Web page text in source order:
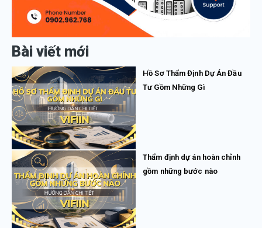
Bài viết mới
Hồ Sơ Thẩm Định Dự Án Đầu
Tư Gồm Những Gì
Thẩm định dự án hoàn chỉnh
gồm những bước nào